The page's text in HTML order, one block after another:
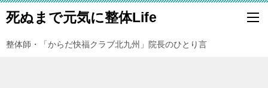
死ぬまで元気に整体Life
整体師・「からだ快福クラブ北九州」院長のひとり言